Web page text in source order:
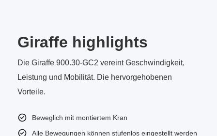
Giraffe highlights
Die Giraffe 900.30-GC2 vereint Geschwindigkeit,
Leistung und Mobilität. Die hervorgehobenen
Vorteile.
Beweglich mit montiertem Kran
Alle Bewegungen können stufenlos eingestellt werden